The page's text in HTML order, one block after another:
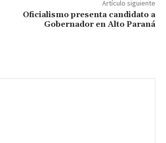
Artículo siguiente
Oficialismo presenta candidato a
Gobernador en Alto Paraná